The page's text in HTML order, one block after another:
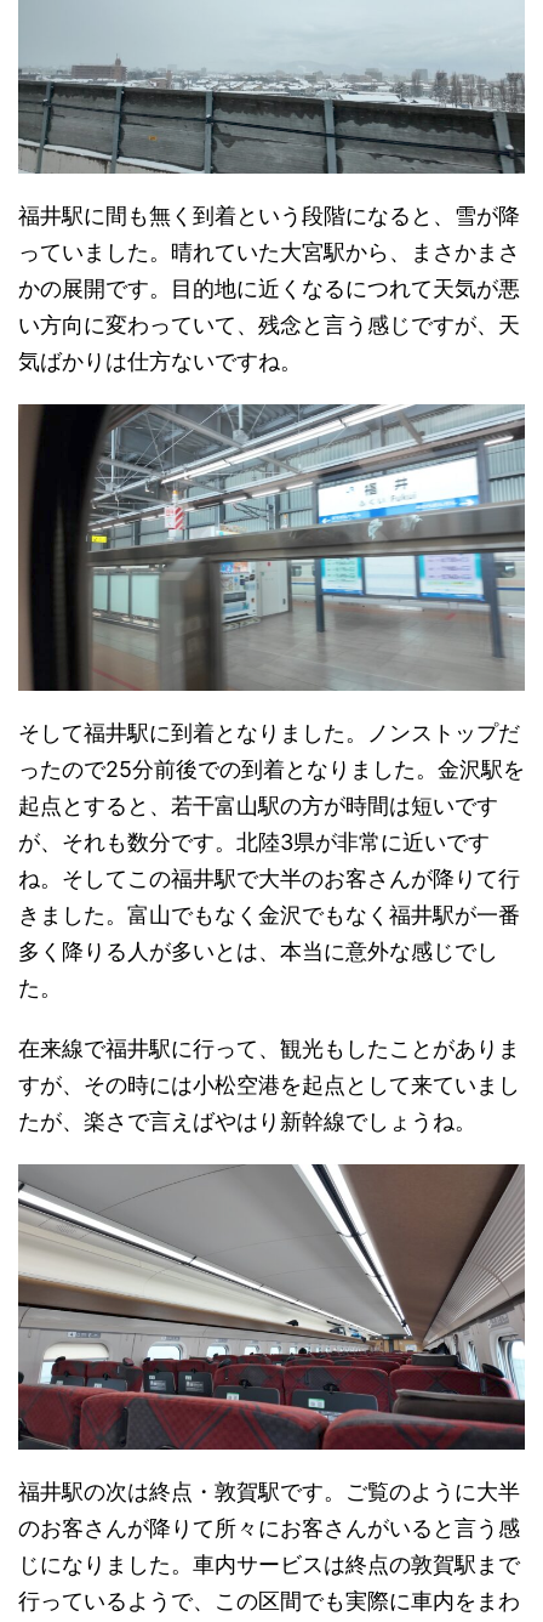
福井駅に間も無く到着という段階になると、雪が降
っていました。晴れていた大宮駅から、まさかまさ
かの展開です。目的地に近くなるにつれて天気が悪
い方向に変わっていて、残念と言う感じですが、天
気ばかりは仕方ないですね。
そして福井駅に到着となりました。ノンストップだ
ったので25分前後での到着となりました。金沢駅を
起点とすると、若干富山駅の方が時間は短いです
が、それも数分です。北陸3県が非常に近いです
ね。そしてこの福井駅で大半のお客さんが降りて行
きました。富山でもなく金沢でもなく福井駅が一番
多く降りる人が多いとは、本当に意外な感じでし
た。
在来線で福井駅に行って、観光もしたことがありま
すが、その時には小松空港を起点として来ていまし
たが、楽さで言えばやはり新幹線でしょうね。
福井駅の次は終点・敦賀駅です。ご覧のように大半
のお客さんが降りて所々にお客さんがいると言う感
じになりました。車内サービスは終点の敦賀駅まで
行っているようで、この区間でも実際に車内をまわ